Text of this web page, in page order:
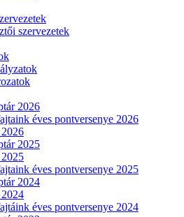
szervezetek
2026
éves pontversenye 2026
2025
éves pontversenye 2025
2024
éves pontversenye 2024